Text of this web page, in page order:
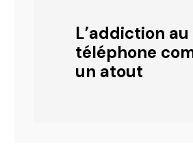
L’addiction au
téléphone
un atout